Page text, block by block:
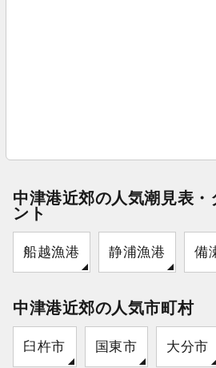
中津港近郊の人気潮見表・
ント
船越漁港 静浦漁港 備
中津港近郊の人気市町村
臼杵市 国東市 大分市